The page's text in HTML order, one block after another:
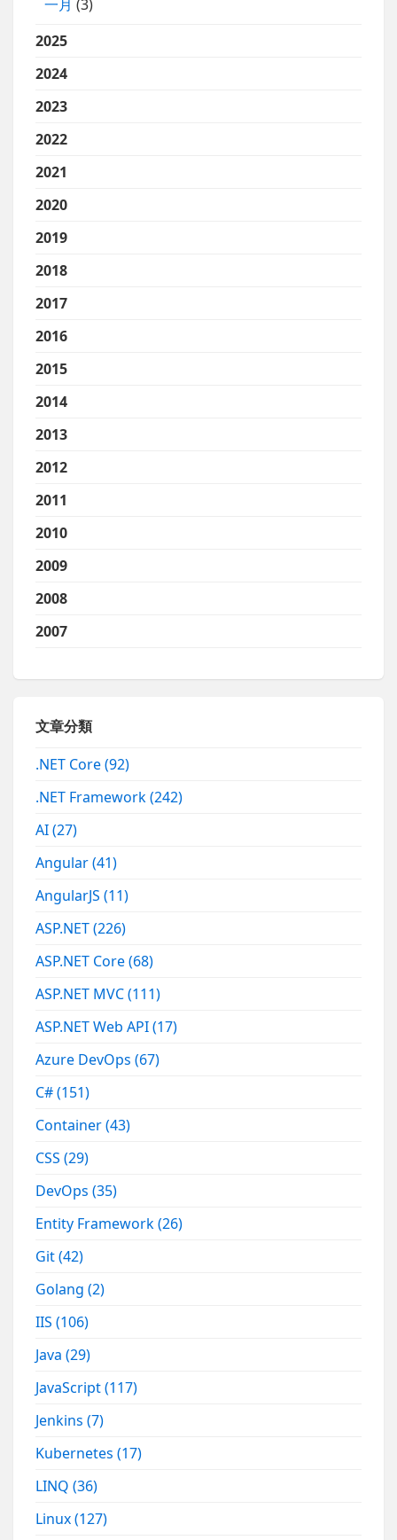
一月 (3)
2025
2024
2023
2022
2021
2020
2019
2018
2017
2016
2015
2014
2013
2012
2011
2010
2009
2008
2007
文章分類
.NET Core(92)
.NET Framework(242)
AI(27)
Angular(41)
AngularJS(11)
ASP.NET(226)
ASP.NET Core(68)
ASP.NET MVC(111)
ASP.NET Web API(17)
Azure DevOps(67)
C#(151)
Container(43)
CSS(29)
DevOps(35)
Entity Framework(26)
Git(42)
Golang(2)
IIS(106)
Java(29)
JavaScript(117)
Jenkins(7)
Kubernetes(17)
LINQ(36)
Linux(127)